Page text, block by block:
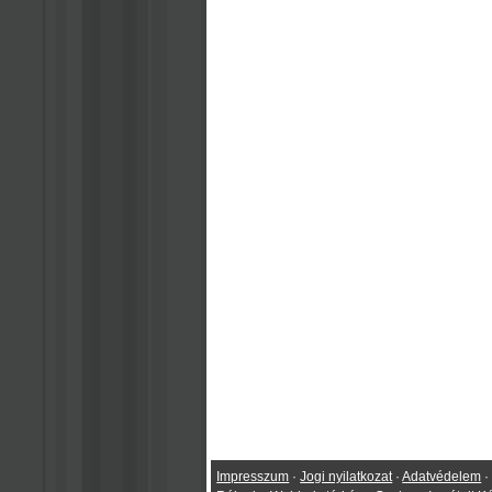
Impresszum ·Jogi nyilatkozat ·Adatvédelem ·